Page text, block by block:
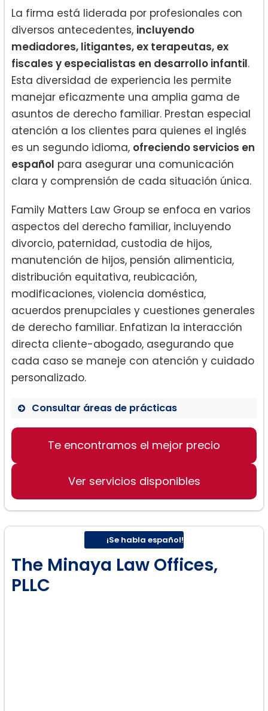
La firma está liderada por profesionales con
diversos antecedentes, incluyendo
mediadores, litigantes, ex terapeutas, ex
fiscales y especialistas en desarrollo infantil.
Esta diversidad de experiencia les permite
manejar eficazmente una amplia gama de
asuntos de derecho familiar. Prestan especial
atención a los clientes para quienes el inglés
es un segundo idioma, ofreciendo servicios en
español para asegurar una comunicación
clara y comprensión de cada situación única.
Family Matters Law Group se enfoca en varios
aspectos del derecho familiar, incluyendo
divorcio, paternidad, custodia de hijos,
manutención de hijos, pensión alimenticia,
distribución equitativa, reubicación,
modificaciones, violencia doméstica,
acuerdos prenupciales y cuestiones generales
de derecho familiar. Enfatizan la interacción
directa cliente-abogado, asegurando que
cada caso se maneje con atención y cuidado
personalizado.
Consultar áreas de prácticas
Divorcio
Custodia de Hijos
Manutención de Hijos
Distribución Equitativa
Reubicación
Modificaciones
Violencia Doméstica
Te encontramos el mejor precio
Ver servicios disponibles
¡Se habla español!
The Minaya Law Offices,
PLLC